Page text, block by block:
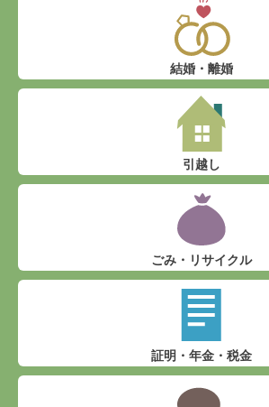
結婚・離婚
引越し
ごみ・リサイクル
証明・年金・税金